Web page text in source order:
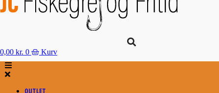
0,00 kr. 0 Kurv